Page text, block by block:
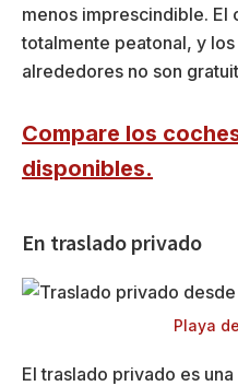
menos imprescindible. El
totalmente peatonal, y
alrededores no son
Compare los
disponibles.
En traslado privado
Playa
El traslado privado es